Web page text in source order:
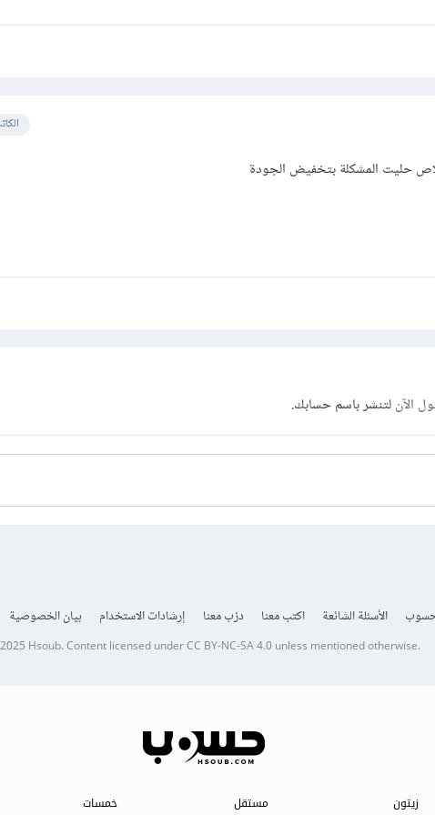
حليت المشكلة بتخفيض الجودة
الآنلتنشر باسم حسابك.
حسوب الأسئلة الشائعة اكتب معنا درّب معنا إرشادات الاستخدام بيان الخصوصية
Hsoub.Content licensed underCC BY-NC-SA 4.0unless mentioned otherwise.